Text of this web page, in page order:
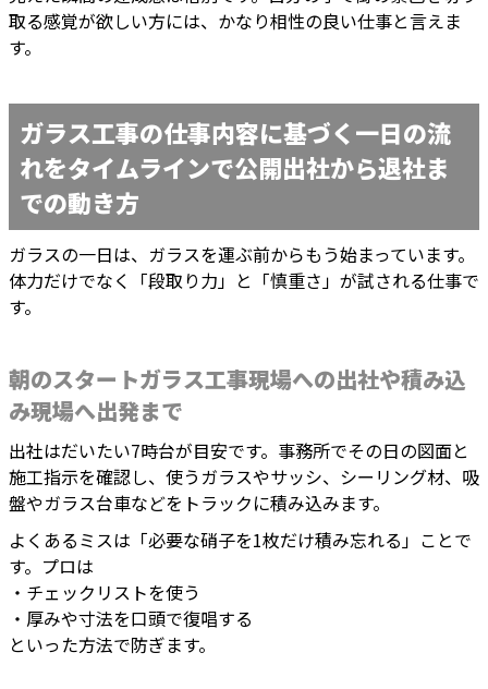
取る感覚が欲しい方には、かなり相性の良い仕事と言えま
す。
ガラス工事の仕事内容に基づく一日の流
れをタイムラインで公開出社から退社ま
での動き方
ガラスの一日は、ガラスを運ぶ前からもう始まっています。
体力だけでなく「段取り力」と「慎重さ」が試される仕事で
す。
朝のスタートガラス工事現場への出社や積み込
み現場へ出発まで
出社はだいたい7時台が目安です。事務所でその日の図面と
施工指示を確認し、使うガラスやサッシ、シーリング材、吸
盤やガラス台車などをトラックに積み込みます。
よくあるミスは「必要な硝子を1枚だけ積み忘れる」ことで
す。プロは
・チェックリストを使う
・厚みや寸法を口頭で復唱する
といった方法で防ぎます。